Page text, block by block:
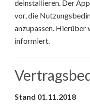
deinstallieren. Der
vor, die
anzupassen. Hierüber
informiert.
Stand 01.11.2018